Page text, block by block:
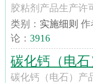
胶粘剂产品生产许
类别： 实施细则 作
论： 3916
碳化钙（电
碳化钙（电石）产